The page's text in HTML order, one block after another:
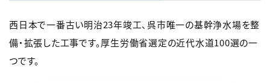
西日本で一番古い明治23年竣工、呉市唯一の基幹浄水場を整
備・拡張した工事です。厚生労働省選定の近代水道100選の一
つです。